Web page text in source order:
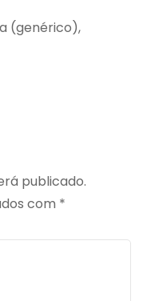
(genérico),
publicado.
com *